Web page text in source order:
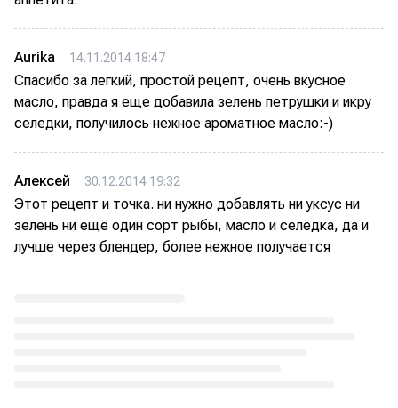
Aurika 14.11.2014 18:47
Спасибо за легкий, простой рецепт, очень вкусное
масло, правда я еще добавила зелень петрушки и икру
селедки, получилось нежное ароматное масло:-)
Алексей 30.12.2014 19:32
Этот рецепт и точка. ни нужно добавлять ни уксус ни
зелень ни ещё один сорт рыбы, масло и селёдка, да и
лучше через блендер, более нежное получается